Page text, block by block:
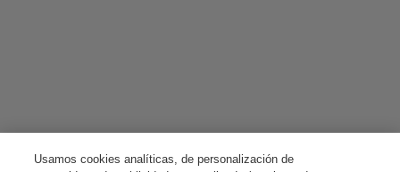
Usamos cookies analíticas, de personalización de